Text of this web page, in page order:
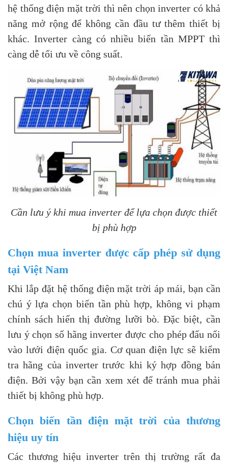
hệ thống điện mặt trời thì nên chọn inverter có khả
năng mở rộng để không cần đầu tư thêm thiết bị
khác. Inverter càng có nhiều biến tần MPPT thì
càng dễ tối ưu về công suất.
Cần lưu ý khi mua inverter để lựa chọn được thiết
bị phù hợp
Chọn mua inverter được cấp phép sử dụng
tại Việt Nam
Khi lắp đặt hệ thống điện mặt trời áp mái, bạn cần
chú ý lựa chọn biến tần phù hợp, không vi phạm
chính sách hiển thị đường lưỡi bò. Đặc biệt, cần
lưu ý chọn số hãng inverter được cho phép đấu nối
vào lưới điện quốc gia. Cơ quan điện lực sẽ kiểm
tra hãng của inverter trước khi ký hợp đồng bán
điện. Bởi vậy bạn cần xem xét để tránh mua phải
thiết bị không phù hợp.
Chọn biến tần điện mặt trời của thương
hiệu uy tín
Các thương hiệu inverter trên thị trường rất đa